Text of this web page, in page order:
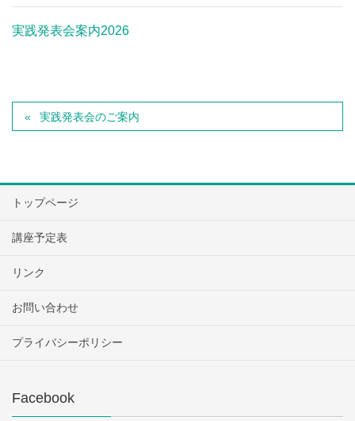
実践発表会案内2026
実践発表会のご案内
トップページ
講座予定表
リンク
お問い合わせ
プライバシーポリシー
Facebook